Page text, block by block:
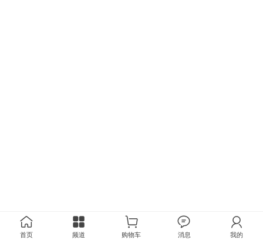
首页 频道 购物车 消息 我的